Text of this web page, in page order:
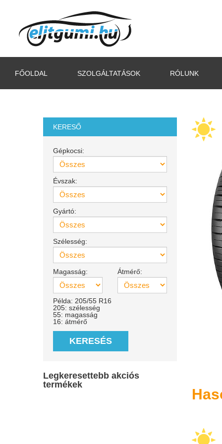
FŐOLDAL SZOLGÁLTATÁSOK RÓLUNK
KERESŐ
Gépkocsi:
Évszak:
Gyártó:
Szélesség:
Magasság: Átmérő:
Példa: 205/55 R16
205: szélesség
55: magasság
16: átmérő
KERESÉS
Legkeresettebb akciós
termékek